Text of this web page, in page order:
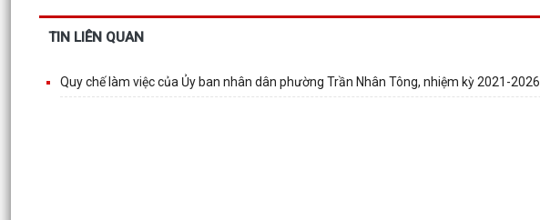
TIN LIÊN QUAN
Quy chế làm việc của Ủy ban nhân dân phường Trần Nhân Tông, nhiệm kỳ 2021-2026